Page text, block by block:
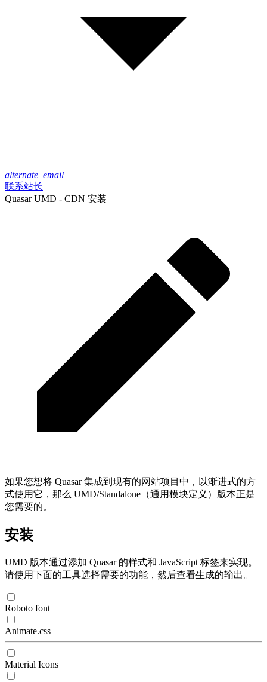
alternate_email
联系站长
Quasar UMD - CDN 安装
如果您想将 Quasar 集成到现有的网站项目中，以渐进式的方
式使用它，那么 UMD/Standalone（通用模块定义）版本正是
您需要的。
安装
UMD 版本通过添加 Quasar 的样式和 JavaScript 标签来实现。
请使用下面的工具选择需要的功能，然后查看生成的输出。
Roboto font
Animate.css
Material Icons